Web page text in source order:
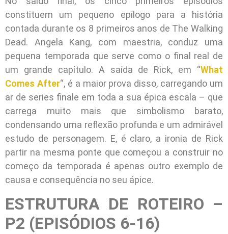
constituem um pequeno epílogo para a história
contada durante os 8 primeiros anos de The Walking
Dead. Angela Kang, com maestria, conduz uma
pequena temporada que serve como o final real de
um grande capítulo. A saída de Rick, em “What
Comes After“, é a maior prova disso, carregando um
ar de series finale em toda a sua épica escala – que
carrega muito mais que simbolismo barato,
condensando uma reflexão profunda e um admirável
estudo de personagem. E, é claro, a ironia de Rick
partir na mesma ponte que começou a construir no
começo da temporada é apenas outro exemplo de
causa e consequência no seu ápice.
ESTRUTURA DE ROTEIRO –
P2 (EPISÓDIOS 6-16)